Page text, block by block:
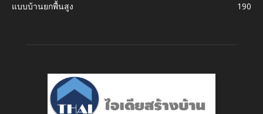
แบบบ้านยกพื้นสูง
190